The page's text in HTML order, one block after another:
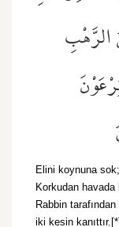
Elini koynuna
Korkudan
Rabbin
iki kesin